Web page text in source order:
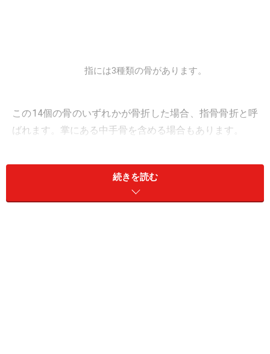
指には3種類の骨があります。
この14個の骨のいずれかが骨折した場合、指骨骨折と呼
ばれます。掌にある中手骨を含める場合もあります。
＜目次＞
指の骨折が多い年齢・性差
続きを読む